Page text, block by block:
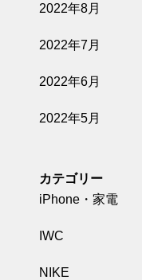
2022年8月
2022年7月
2022年6月
2022年5月
カテゴリー
iPhone・家電
IWC
NIKE